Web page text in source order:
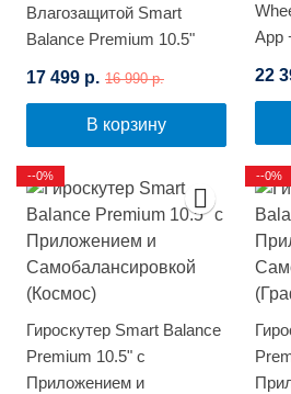
Влагозащитой Smart
Balance Premium 10.5"
17 499 р. 16 990 р.
В корзину
App
22
Гироскутер Smart Balance
Premium 10.5" с
Приложением и
--0% --0%